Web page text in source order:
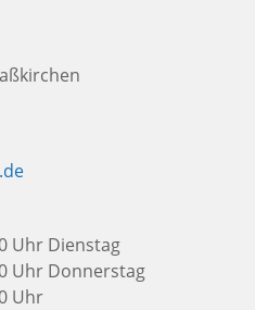
Uhr Dienstag
Uhr Donnerstag
Uhr